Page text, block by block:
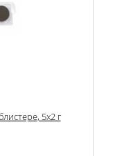
5х2 г